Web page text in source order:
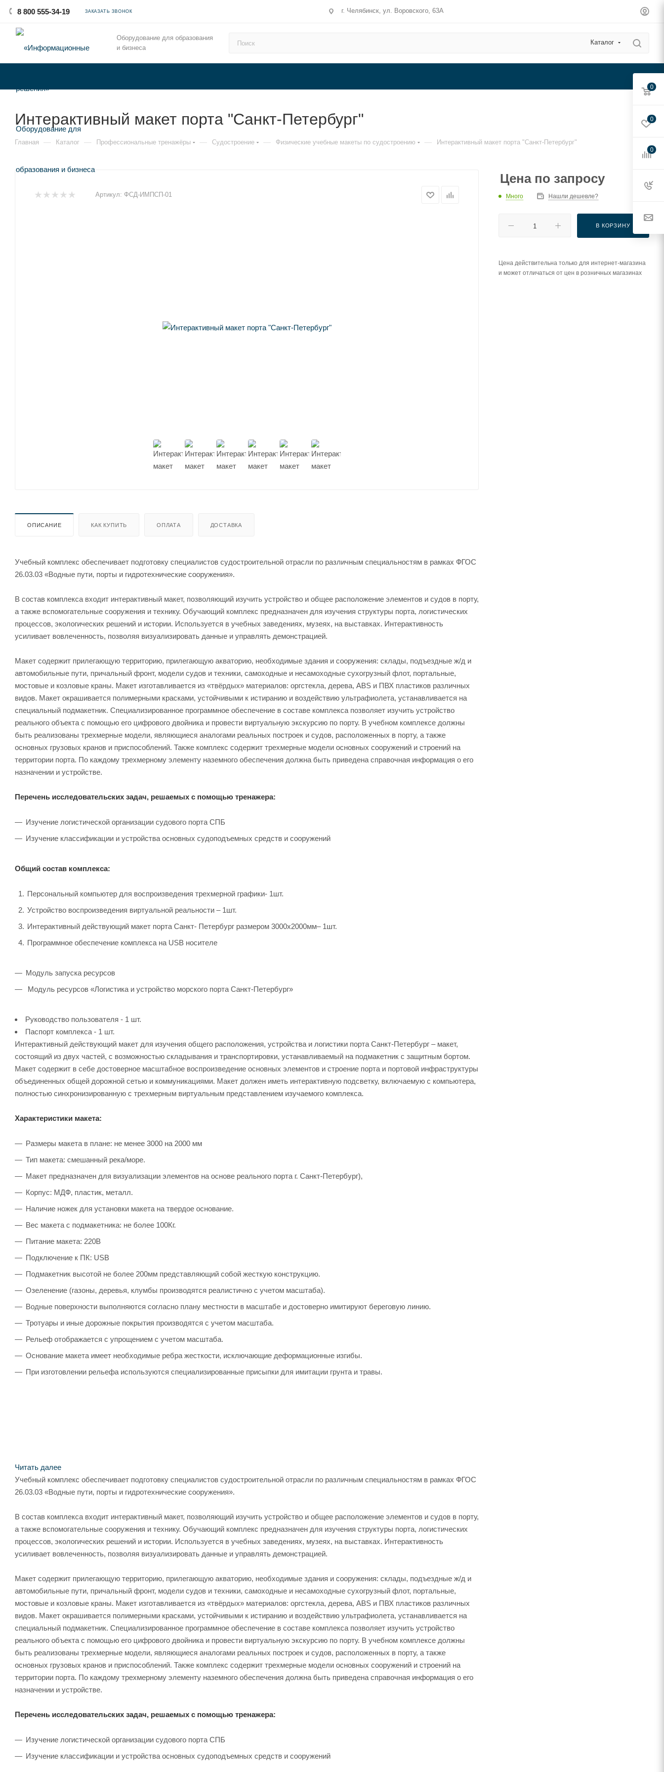
8 800 555-34-19 ЗАКАЗАТЬ ЗВОНОК г. Челябинск, ул. Воровского, 63А
Оборудование для образования
и бизнеса
Каталог
Интерактивный макет порта "Санкт-Петербург"
Главная — Каталог — Профессиональные тренажёры — Судостроение — Физические учебные макеты по судостроению — Интерактивный макет порта "Санкт-Петербург"
Артикул: ФСД-ИМПСП-01
ОПИСАНИЕ КАК КУПИТЬ ОПЛАТА ДОСТАВКА
Учебный комплекс обеспечивает подготовку специалистов судостроительной отрасли по различным специальностям в рамках ФГОС
26.03.03 «Водные пути, порты и гидротехнические сооружения».
В состав комплекса входит интерактивный макет, позволяющий изучить устройство и общее расположение элементов и судов в порту,
а также вспомогательные сооружения и технику. Обучающий комплекс предназначен для изучения структуры порта, логистических
процессов, экологических решений и истории. Используется в учебных заведениях, музеях, на выставках. Интерактивность
усиливает вовлеченность, позволяя визуализировать данные и управлять демонстрацией.
Макет содержит прилегающую территорию, прилегающую акваторию, необходимые здания и сооружения: склады, подъездные ж/д и
автомобильные пути, причальный фронт, модели судов и техники, самоходные и несамоходные сухогрузный флот, портальные,
мостовые и козловые краны. Макет изготавливается из «твёрдых» материалов: оргстекла, дерева, ABS и ПВХ пластиков различных
видов. Макет окрашивается полимерными красками, устойчивыми к истиранию и воздействию ультрафиолета, устанавливается на
специальный подмакетник. Специализированное программное обеспечение в составе комплекса позволяет изучить устройство
реального объекта с помощью его цифрового двойника и провести виртуальную экскурсию по порту. В учебном комплексе должны
быть реализованы трехмерные модели, являющиеся аналогами реальных построек и судов, расположенных в порту, а также
основных грузовых кранов и приспособлений. Также комплекс содержит трехмерные модели основных сооружений и строений на
территории порта. По каждому трехмерному элементу наземного обеспечения должна быть приведена справочная информация о его
назначении и устройстве.
Перечень исследовательских задач, решаемых с помощью тренажера:
Изучение логистической организации судового порта СПБ
Изучение классификации и устройства основных судоподъемных средств и сооружений
Общий состав комплекса:
Персональный компьютер для воспроизведения трехмерной графики- 1шт.
Устройство воспроизведения виртуальной реальности – 1шт.
Интерактивный действующий макет порта Санкт- Петербург размером 3000х2000мм– 1шт.
Программное обеспечение комплекса на USB носителе
Модуль запуска ресурсов
Модуль ресурсов «Логистика и устройство морского порта Санкт-Петербург»
Руководство пользователя - 1 шт.
Паспорт комплекса - 1 шт.
Интерактивный действующий макет для изучения общего расположения, устройства и логистики порта Санкт-Петербург – макет,
состоящий из двух частей, с возможностью складывания и транспортировки, устанавливаемый на подмакетник с защитным бортом.
Макет содержит в себе достоверное масштабное воспроизведение основных элементов и строение порта и портовой инфраструктуры
объединенных общей дорожной сетью и коммуникациями. Макет должен иметь интерактивную подсветку, включаемую с компьютера,
полностью синхронизированную с трехмерным виртуальным представлением изучаемого комплекса.
Характеристики макета:
Размеры макета в плане: не менее 3000 на 2000 мм
Тип макета: смешанный река/море.
Макет предназначен для визуализации элементов на основе реального порта г. Санкт-Петербург),
Корпус: МДФ, пластик, металл.
Наличие ножек для установки макета на твердое основание.
Вес макета с подмакетника: не более 100Кг.
Питание макета: 220В
Подключение к ПК: USB
Подмакетник высотой не более 200мм представляющий собой жесткую конструкцию.
Озеленение (газоны, деревья, клумбы производятся реалистично с учетом масштаба).
Водные поверхности выполняются согласно плану местности в масштабе и достоверно имитируют береговую линию.
Тротуары и иные дорожные покрытия производятся с учетом масштаба.
Рельеф отображается с упрощением с учетом масштаба.
Основание макета имеет необходимые ребра жесткости, исключающие деформационные изгибы.
При изготовлении рельефа используются специализированные присыпки для имитации грунта и травы.
Читать далее
Учебный комплекс обеспечивает подготовку специалистов судостроительной отрасли по различным специальностям в рамках ФГОС
26.03.03 «Водные пути, порты и гидротехнические сооружения».
В состав комплекса входит интерактивный макет, позволяющий изучить устройство и общее расположение элементов и судов в порту,
а также вспомогательные сооружения и технику. Обучающий комплекс предназначен для изучения структуры порта, логистических
процессов, экологических решений и истории. Используется в учебных заведениях, музеях, на выставках. Интерактивность
усиливает вовлеченность, позволяя визуализировать данные и управлять демонстрацией.
Макет содержит прилегающую территорию, прилегающую акваторию, необходимые здания и сооружения: склады, подъездные ж/д и
автомобильные пути, причальный фронт, модели судов и техники, самоходные и несамоходные сухогрузный флот, портальные,
мостовые и козловые краны. Макет изготавливается из «твёрдых» материалов: оргстекла, дерева, ABS и ПВХ пластиков различных
видов. Макет окрашивается полимерными красками, устойчивыми к истиранию и воздействию ультрафиолета, устанавливается на
специальный подмакетник. Специализированное программное обеспечение в составе комплекса позволяет изучить устройство
реального объекта с помощью его цифрового двойника и провести виртуальную экскурсию по порту. В учебном комплексе должны
быть реализованы трехмерные модели, являющиеся аналогами реальных построек и судов, расположенных в порту, а также
основных грузовых кранов и приспособлений. Также комплекс содержит трехмерные модели основных сооружений и строений на
территории порта. По каждому трехмерному элементу наземного обеспечения должна быть приведена справочная информация о его
назначении и устройстве.
Перечень исследовательских задач, решаемых с помощью тренажера:
Изучение логистической организации судового порта СПБ
Изучение классификации и устройства основных судоподъемных средств и сооружений
Цена по запросу
Много Нашли дешевле?
В КОРЗИНУ
Цена действительна только для интернет-магазина
и может отличаться от цен в розничных магазинах
0
0
0